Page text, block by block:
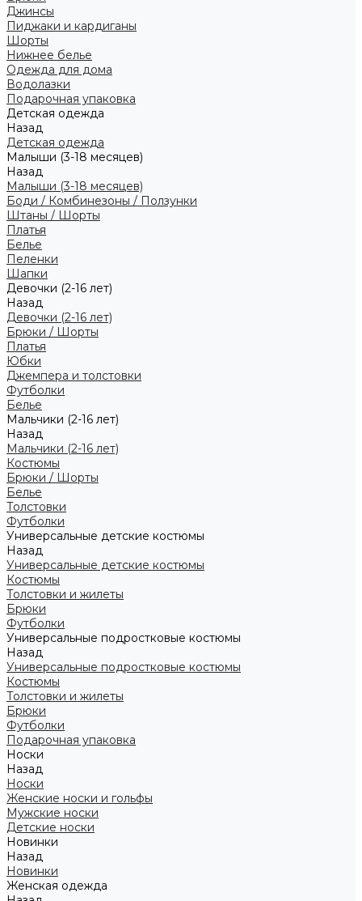
Джинсы
Пиджаки и кардиганы
Шорты
Нижнее белье
Одежда для дома
Водолазки
Подарочная упаковка
Детская одежда
Назад
Детская одежда
Малыши (3-18 месяцев)
Назад
Малыши (3-18 месяцев)
Боди / Комбинезоны / Ползунки
Штаны / Шорты
Платья
Белье
Пеленки
Шапки
Девочки (2-16 лет)
Назад
Девочки (2-16 лет)
Брюки / Шорты
Платья
Юбки
Джемпера и толстовки
Футболки
Белье
Мальчики (2-16 лет)
Назад
Мальчики (2-16 лет)
Костюмы
Брюки / Шорты
Белье
Толстовки
Футболки
Универсальные детские костюмы
Назад
Универсальные детские костюмы
Костюмы
Толстовки и жилеты
Брюки
Футболки
Универсальные подростковые костюмы
Назад
Универсальные подростковые костюмы
Костюмы
Толстовки и жилеты
Брюки
Футболки
Подарочная упаковка
Носки
Назад
Носки
Женские носки и гольфы
Мужские носки
Детские носки
Новинки
Назад
Новинки
Женская одежда